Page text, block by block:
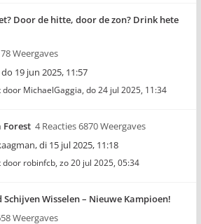
Door de hitte, door de zon? Drink hete
Weergaves
do 19 jun 2025, 11:57
door MichaelGaggia, do 24 jul 2025, 11:34
Forest 4 Reacties 6870 Weergaves
,di 15 jul 2025, 11:18
door robinfcb, zo 20 jul 2025, 05:34
Wisselen – Nieuwe Kampioen!
Weergaves